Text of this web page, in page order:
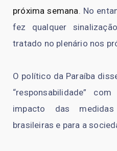
próxima semana. No
fez qualquer
tratado no plenário nos
O político da Paraíba
“responsabilidade”
impacto das
brasileiras e para a